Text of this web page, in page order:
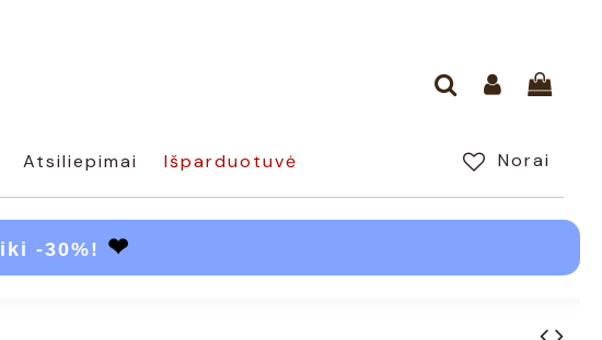
Atsiliepimai Norai
Išparduotuvė
iki -30%! ❤